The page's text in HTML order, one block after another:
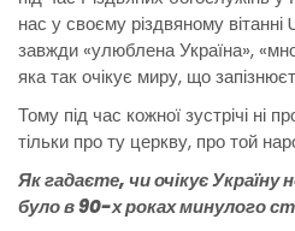
нас у своєму різдвяному
завжди «улюблена Україна»,
яка так очікує миру, що
Тому під час кожної зустрічі ні
тільки про ту церкву, про той
Як гадаєте, чи очікує Україну
було в 90-х роках минулого